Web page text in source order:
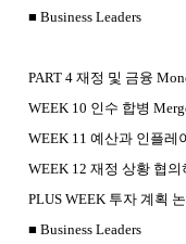
■ Business Leaders
PART 4 재정 및 금융
WEEK 10 인수 합병
WEEK 11 예산과 인플레
WEEK 12 재정 상황 협의
PLUS WEEK 투자 계획
■ Business Leaders